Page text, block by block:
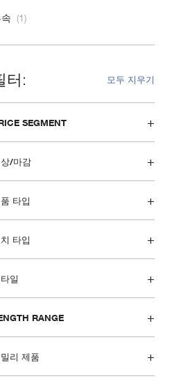
(1)
터 모두 지우기
SEGMENT
/마감
타입
타입
일
RANGE
리 제품